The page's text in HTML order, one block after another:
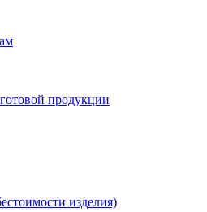
продукции
изделия)